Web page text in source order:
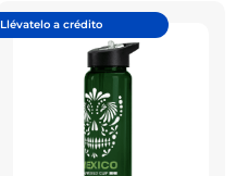
Llévatelo a crédito